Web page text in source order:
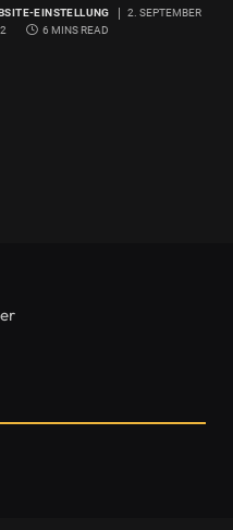
EINSTELLUNG
2. SEPTEMBER
6 MINS READ